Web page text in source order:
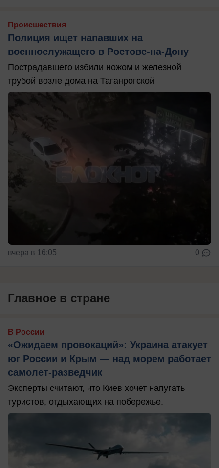
Происшествия
Полиция ищет напавших на
военнослужащего в Ростове-на-Дону
Пострадавшего избили ножом и железной
трубой возле дома на Таганрогской
вчера в 16:05 0
Главное в стране
В России
«Ожидаем провокаций»: Украина атакует
юг России и Крым — над морем работает
самолет-разведчик
Эксперты считают, что Киев хочет напугать
туристов, отдыхающих на побережье.